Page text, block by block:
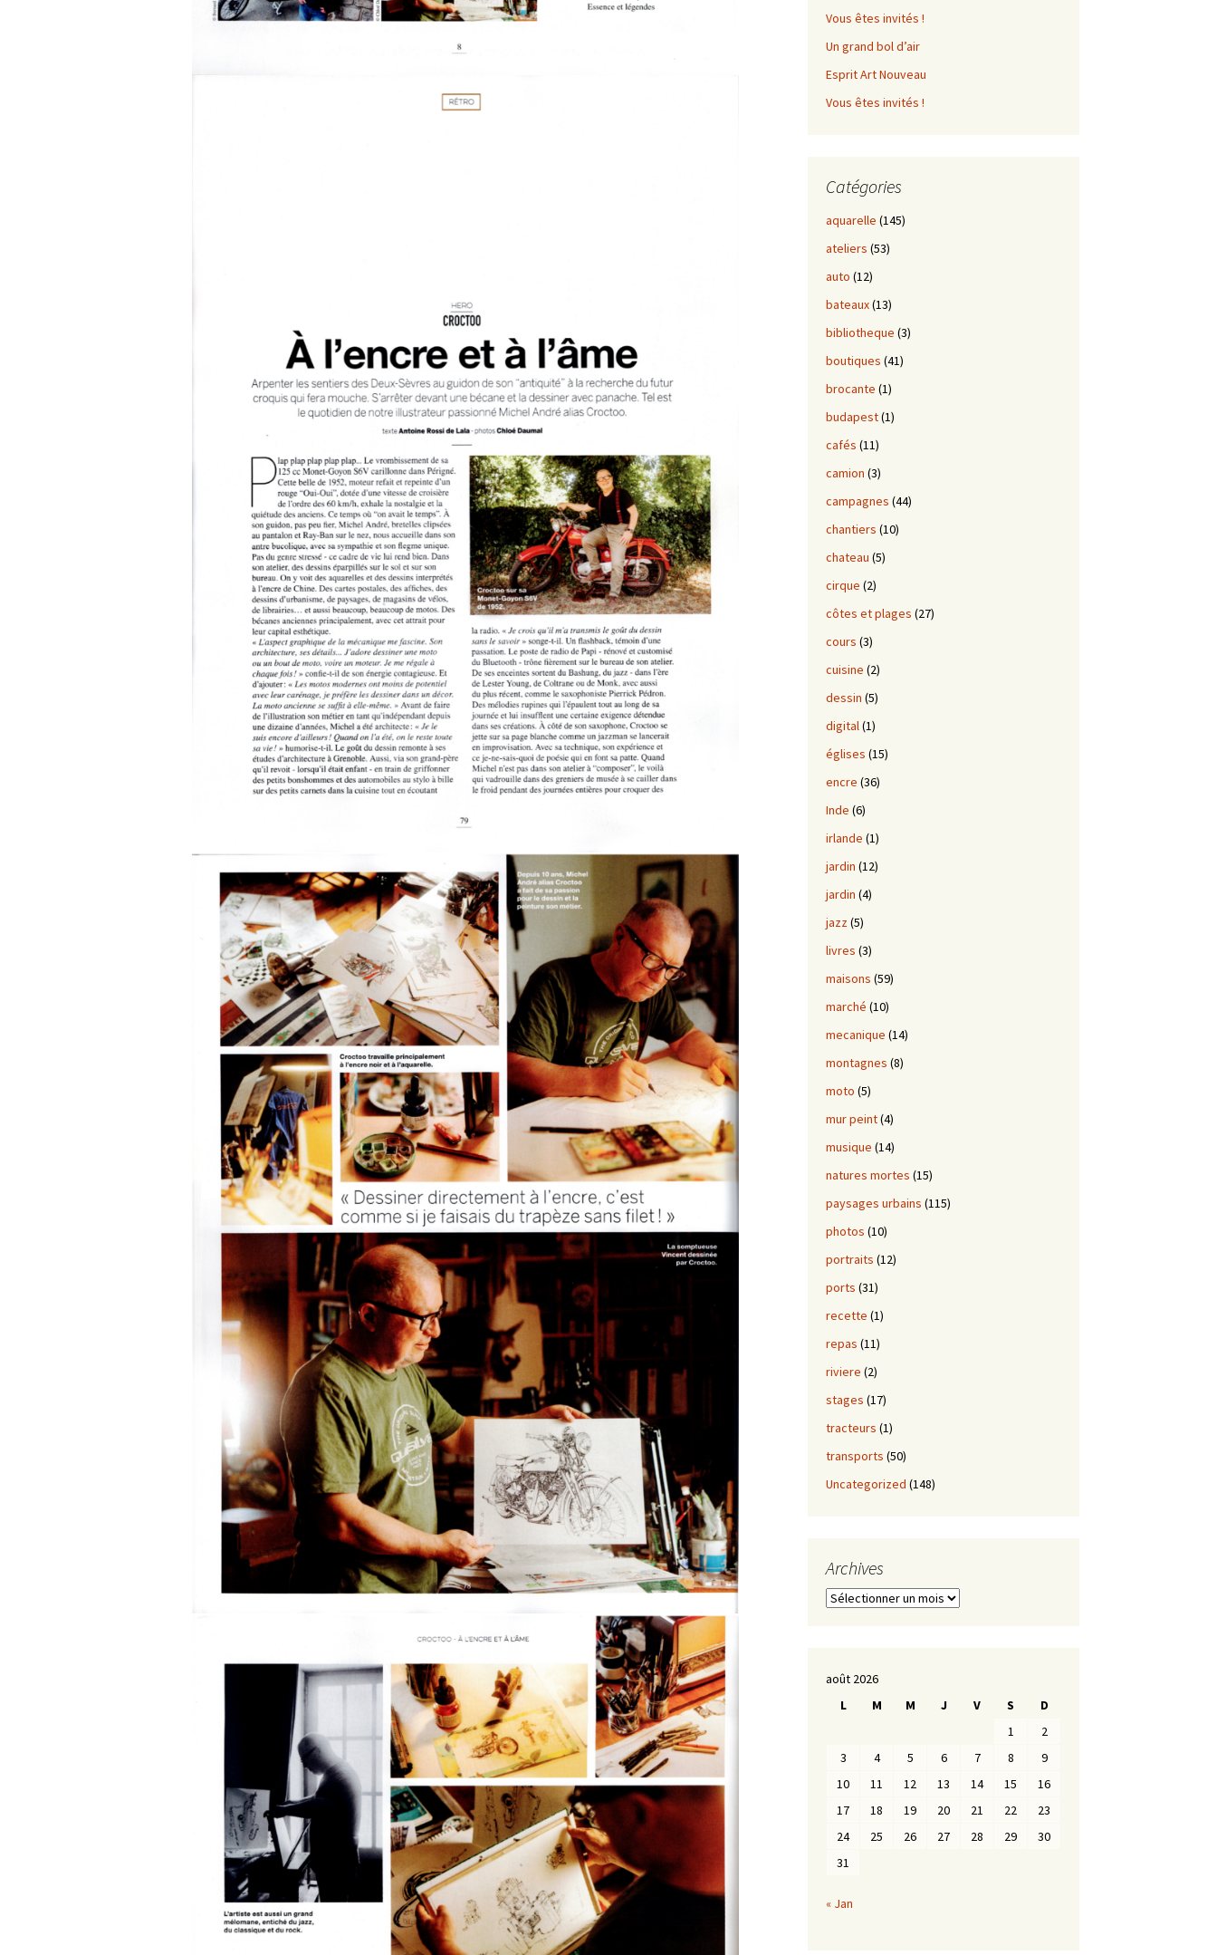
Vous êtes invités !
Un grand bol d’air
Esprit Art Nouveau
Vous êtes invités !
Catégories
aquarelle (145)
ateliers (53)
auto (12)
bateaux(13)
bibliotheque (3)
boutiques (41)
brocante (1)
budapest(1)
cafés (11)
camion (3)
campagnes (44)
chantiers (10)
chateau (5)
cirque (2)
côtes et plages (27)
cours (3)
cuisine (2)
dessin (5)
digital(1)
églises (15)
encre (36)
Inde (6)
irlande (1)
jardin (12)
jardin (4)
jazz(5)
livres (3)
maisons (59)
marché (10)
mecanique (14)
montagnes (8)
moto (5)
mur peint(4)
musique (14)
natures mortes (15)
paysages urbains (115)
photos (10)
portraits (12)
ports (31)
recette (1)
repas (11)
riviere (2)
stages (17)
tracteurs (1)
transports (50)
Uncategorized (148)
Archives
Archives
août 2026
L
M M J V S
D
1
2
3
4 5 6 7 8
9
10
11 12 13 14 15
16
17
18 19 20 21 22
23
24
25 26 27 28 29
30
31
« Jan